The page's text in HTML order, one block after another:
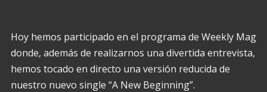
Hoy hemos participado en el programa de Weekly Mag
donde, además de realizarnos una divertida entrevista,
hemos tocado en directo una versión reducida de
nuestro nuevo single “A New Beginning”.